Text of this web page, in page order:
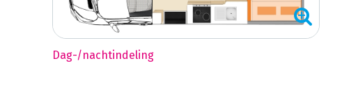
Dag-/nachtindeling